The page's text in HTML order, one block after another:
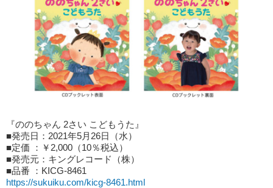
『ののちゃん 2さい こどもうた』
■発売日：2021年5月26日（水）
■定価 ：￥2,000（10％税込）
■発売元：キングレコード（株）
■品番 ：KICG-8461
https://sukuiku.com/kicg-8461.html